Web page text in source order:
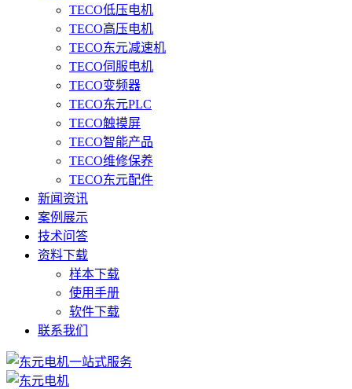
TECO低压电机
TECO高压电机
TECO东元减速机
TECO伺服电机
TECO变频器
TECO东元PLC
TECO触摸屏
TECO智能产品
TECO维修保养
TECO东元配件
新闻资讯
案例展示
技术问答
资料下载
样本下载
使用手册
软件下载
联系我们